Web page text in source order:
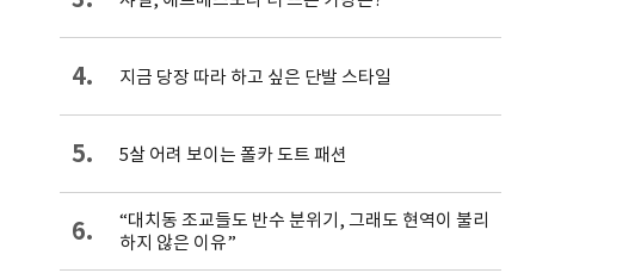
4. 지금 당장 따라 하고 싶은 단발 스타일
5. 5살 어려 보이는 폴카 도트 패션
6.
“대치동 조교들도 반수 분위기, 그래도 현역이 불리
하지 않은 이유”